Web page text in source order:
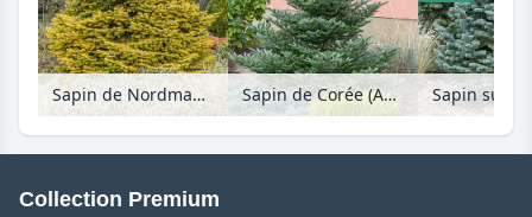
Sapin de Nordmann (Abies nordmanniana 'Golden Spreader') Sapin de Corée (Abies koreana 'Silberlocke')
Collection Premium